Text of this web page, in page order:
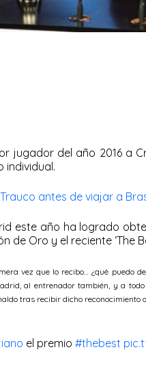
jugador del año 2016 a
individual.
antes de viajar a
este año ha logrado
de Oro y el reciente ‘The
vez que lo recibo… ¿qué puedo
al entrenador también, y a
tras recibir dicho reconocimiento
el premio #thebest